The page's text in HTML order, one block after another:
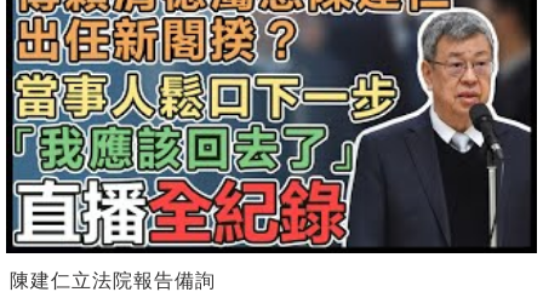
陳建仁立法院報告備詢